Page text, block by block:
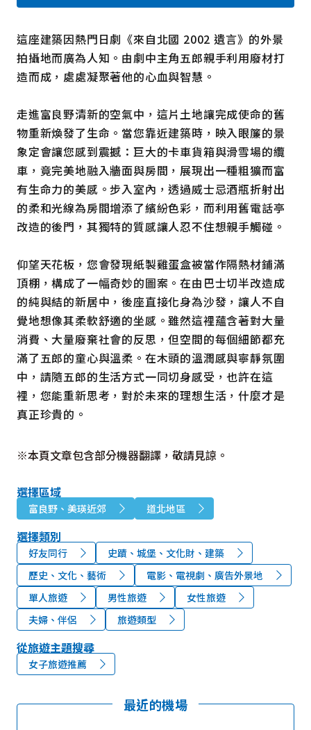
Cookie 政策
連結
語言
這座建築因熱門日劇《來自北國 2002 遺言》的外景
拍攝地而廣為人知。由劇中主角五郎親手利用廢材打
造而成，處處凝聚著他的心血與智慧。
走進富良野清新的空氣中，這片土地讓完成使命的舊
物重新煥發了生命。當您靠近建築時，映入眼簾的景
象定會讓您感到震撼：巨大的卡車貨箱與滑雪場的纜
車，竟完美地融入牆面與房間，展現出一種粗獷而富
有生命力的美感。步入室內，透過威士忌酒瓶折射出
的柔和光線為房間增添了繽紛色彩，而利用舊電話亭
改造的後門，其獨特的質感讓人忍不住想親手觸碰。
仰望天花板，您會發現紙製雞蛋盒被當作隔熱材鋪滿
頂棚，構成了一幅奇妙的圖案。在由巴士切半改造成
的純與結的新居中，後座直接化身為沙發，讓人不自
覺地想像其柔軟舒適的坐感。雖然這裡蘊含著對大量
消費、大量廢棄社會的反思，但空間的每個細節都充
滿了五郎的童心與溫柔。在木頭的溫潤感與寧靜氛圍
中，請隨五郎的生活方式一同切身感受，也許在這
裡，您能重新思考，對於未來的理想生活，什麼才是
真正珍貴的。
※本頁文章包含部分機器翻譯，敬請見諒。
選擇區域
富良野、美瑛近郊 道北地區
選擇類別
好友同行
史蹟、城堡、文化財、建築
歷史、文化、藝術
電影、電視劇、廣告外景地
單人旅遊
男性旅遊
女性旅遊
夫婦、伴侶
旅遊類型
從旅遊主題搜尋
女子旅遊推薦
最近的機場